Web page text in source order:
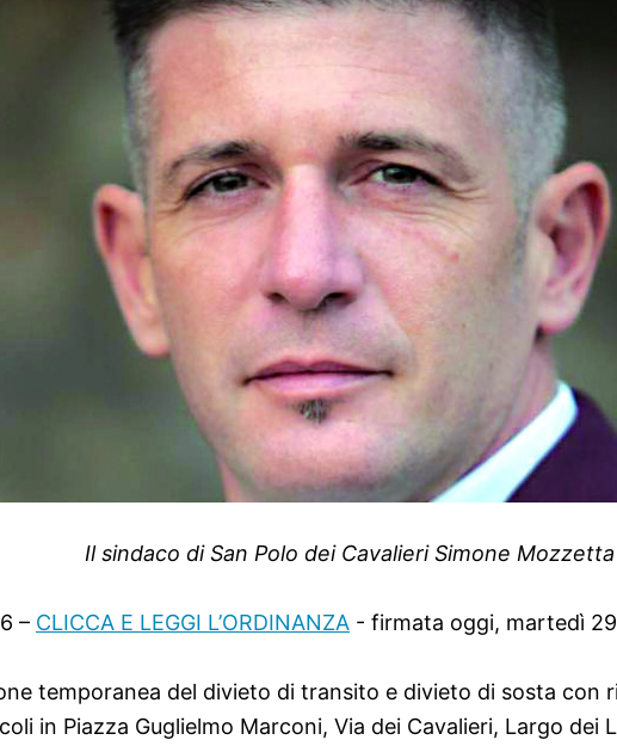
Il sindaco di San Polo dei Cavalieri Simone Mozzetta
– CLICCA E LEGGI L’ORDINANZA - firmata oggi, martedì
temporanea del divieto di transito e divieto di sosta con
in Piazza Guglielmo Marconi, Via dei Cavalieri, Largo dei